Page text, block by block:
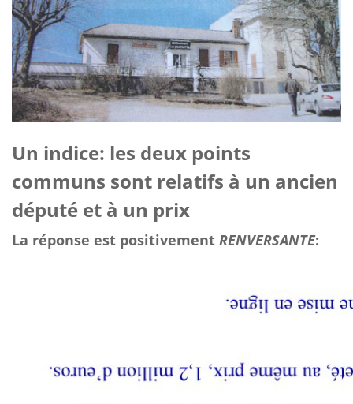
Un indice: les deux points
communs sont relatifs à un ancien
député et à un prix
La réponse est positivement RENVERSANTE: